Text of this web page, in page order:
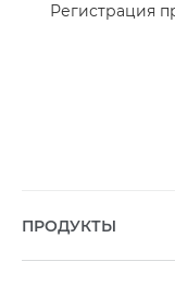
Регистрация
ПРОДУКТЫ